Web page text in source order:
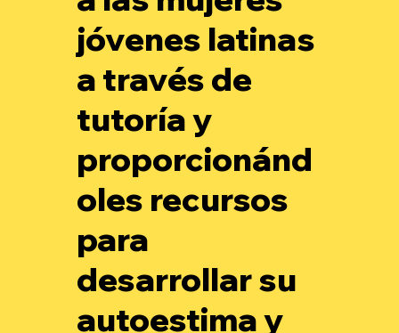
jóvenes latinas
a través de
tutoría y
proporcionánd
oles recursos
para
desarrollar su
autoestima y